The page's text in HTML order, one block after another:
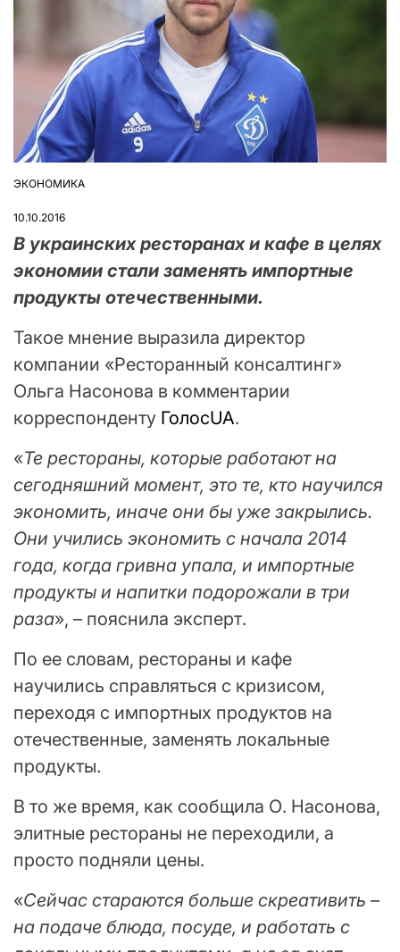
ОПУБЛІКУВАТИ
ЭКОНОМИКА
10.10.2016
В украинских ресторанах и кафе в целях
экономии стали заменять импортные
продукты отечественными.
Такое мнение выразила директор
компании «Ресторанный консалтинг»
Ольга Насонова в комментарии
корреспонденту ГолосUA.
«Те рестораны, которые работают на
сегодняшний момент, это те, кто научился
экономить, иначе они бы уже закрылись.
Они учились экономить с начала 2014
года, когда гривна упала, и импортные
продукты и напитки подорожали в три
раза», – пояснила эксперт.
По ее словам, рестораны и кафе
научились справляться с кризисом,
переходя с импортных продуктов на
отечественные, заменять локальные
продукты.
В то же время, как сообщила О. Насонова,
элитные рестораны не переходили, а
просто подняли цены.
«Сейчас стараются больше скреативить –
на подаче блюда, посуде, и работать с